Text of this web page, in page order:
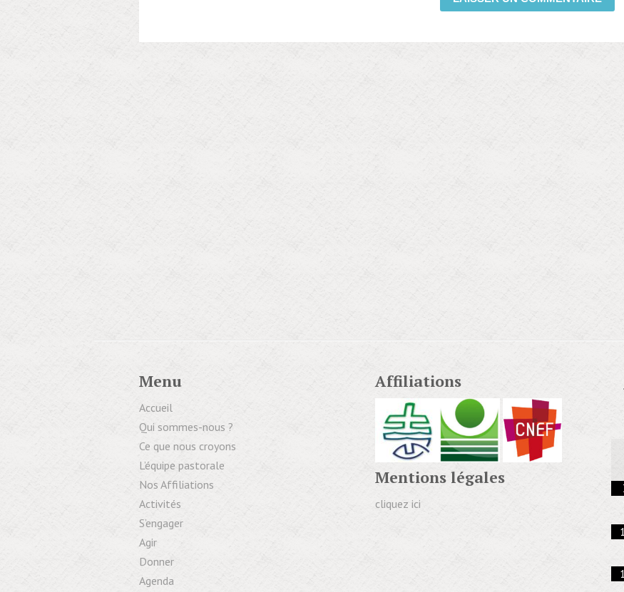
Menu
Accueil
Qui sommes-nous ?
Ce que nous croyons
L’équipe pastorale
Nos Affiliations
Activités
S’engager
Agir
Donner
Agenda
Affiliations
Mentions légales
cliquez ici